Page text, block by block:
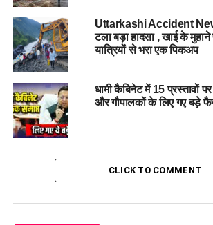
अल्पसंख्यक शिक्षा विधेयक
समान नागरिक संहिता (यूसीसी) संशोधन विधेयक
पंचायती राज संशोधन विधेयक
लोकतंत्र सेनानी सम्मान विधेयक
सदन की कार्यवाही के दौरान दिवंगत पूर्व विधायक
सिंह रावत और सौरभ बहुगुणा सहित कई नेताओं ने
Uttarkashi Accident
टला बड़ा हादसा , खाई के
यात्रियों से भरा एक पिकअप
धामी कैबिनेट में 15 प्रस्तावों
और गौपालकों के लिए गए बड़े
CLICK TO COMMENT